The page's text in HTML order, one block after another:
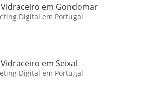
em Gondomar
Digital em Portugal
em Seixal
Digital em Portugal